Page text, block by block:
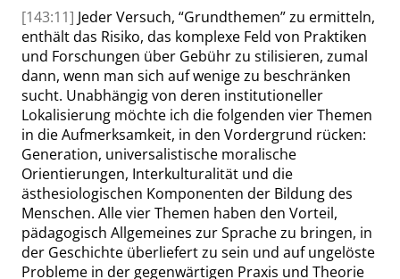
[143:11] Jeder Versuch, “Grundthemen”zu ermitteln,
enthält das Risiko, das komplexe Feld von Praktiken
und Forschungen über Gebühr zu stilisieren, zumal
dann, wenn man sich auf wenige zu beschränken
sucht. Unabhängig von deren institutioneller
Lokalisierung möchte ich die folgenden vier Themen
in die Aufmerksamkeit, in den Vordergrund rücken:
Generation, universalistische moralische
Orientierungen, Interkulturalität und die
ästhesiologischen Komponenten der Bildung des
Menschen. Alle vier Themen haben den Vorteil,
pädagogisch Allgemeines zur Sprache zu bringen, in
der Geschichte überliefert zu sein und auf ungelöste
Probleme in der gegenwärtigen Praxis und Theorie